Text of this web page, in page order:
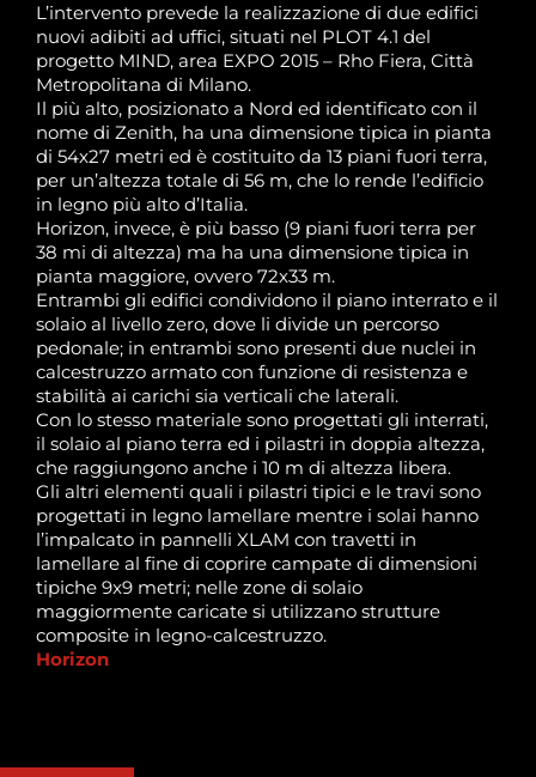
L’intervento prevede la realizzazione di due edifici
nuovi adibiti ad uffici, situati nel PLOT 4.1 del
progetto MIND, area EXPO 2015 – Rho Fiera, Città
Metropolitana di Milano.
Il più alto, posizionato a Nord ed identificato con il
nome di Zenith, ha una dimensione tipica in pianta
di 54x27 metri ed è costituito da 13 piani fuori terra,
per un’altezza totale di 56 m, che lo rende l’edificio
in legno più alto d’Italia.
Horizon, invece, è più basso (9 piani fuori terra per
38 mi di altezza) ma ha una dimensione tipica in
pianta maggiore, ovvero 72x33 m.
Entrambi gli edifici condividono il piano interrato e il
solaio al livello zero, dove li divide un percorso
pedonale; in entrambi sono presenti due nuclei in
calcestruzzo armato con funzione di resistenza e
stabilità ai carichi sia verticali che laterali.
Con lo stesso materiale sono progettati gli interrati,
il solaio al piano terra ed i pilastri in doppia altezza,
che raggiungono anche i 10 m di altezza libera.
Gli altri elementi quali i pilastri tipici e le travi sono
progettati in legno lamellare mentre i solai hanno
l’impalcato in pannelli XLAM con travetti in
lamellare al fine di coprire campate di dimensioni
tipiche 9x9 metri; nelle zone di solaio
maggiormente caricate si utilizzano strutture
composite in legno-calcestruzzo.
Horizon